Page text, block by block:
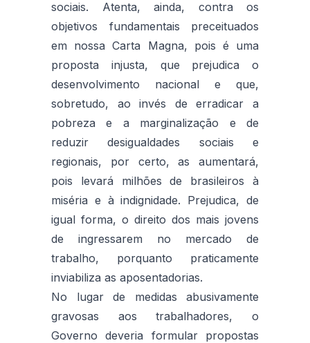
sociais. Atenta, ainda, contra os
objetivos fundamentais preceituados
em nossa Carta Magna, pois é uma
proposta injusta, que prejudica o
desenvolvimento nacional e que,
sobretudo, ao invés de erradicar a
pobreza e a marginalização e de
reduzir desigualdades sociais e
regionais, por certo, as aumentará,
pois levará milhões de brasileiros à
miséria e à indignidade. Prejudica, de
igual forma, o direito dos mais jovens
de ingressarem no mercado de
trabalho, porquanto praticamente
inviabiliza as aposentadorias.
No lugar de medidas abusivamente
gravosas aos trabalhadores, o
Governo deveria formular propostas